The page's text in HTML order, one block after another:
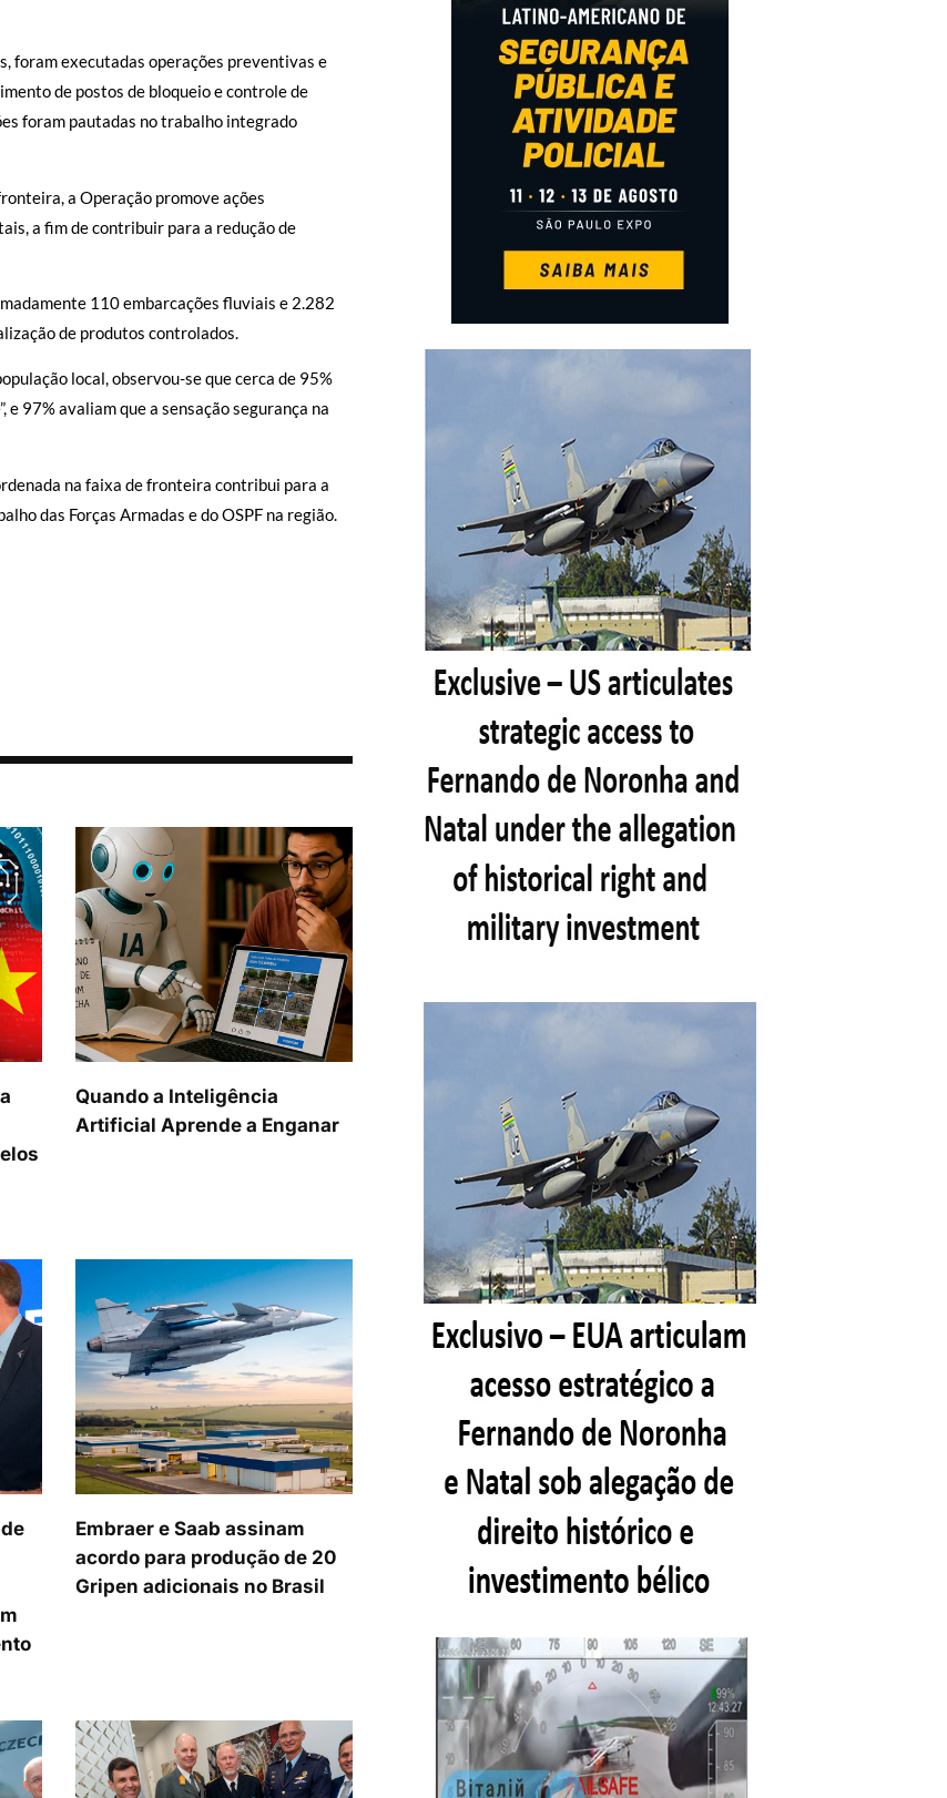
foram executadas operações preventivas e
de postos de bloqueio e controle de
foram pautadas no trabalho integrado
a Operação promove ações
a fim de contribuir para a redução de
110 embarcações fluviais e 2.282
de produtos controlados.
local, observou-se que cerca de 95%
97% avaliam que a sensação segurança na
na faixa de fronteira contribui para a
das Forças Armadas e do OSPF na região.
Quando a Inteligência
Artificial Aprende a Enganar
Embraer e Saab assinam
acordo para produção de 20
Gripen adicionais no Brasil